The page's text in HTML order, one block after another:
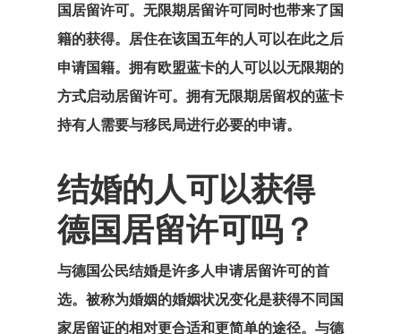
国居留许可。无限期居留许可同时也带来了国
籍的获得。居住在该国五年的人可以在此之后
申请国籍。拥有欧盟蓝卡的人可以以无限期的
方式启动居留许可。拥有无限期居留权的蓝卡
持有人需要与移民局进行必要的申请。
结婚的人可以获得
德国居留许可吗？
与德国公民结婚是许多人申请居留许可的首
选。被称为婚姻的婚姻状况变化是获得不同国
家居留证的相对更合适和更简单的途径。与德
GDPR
产品
付款确认